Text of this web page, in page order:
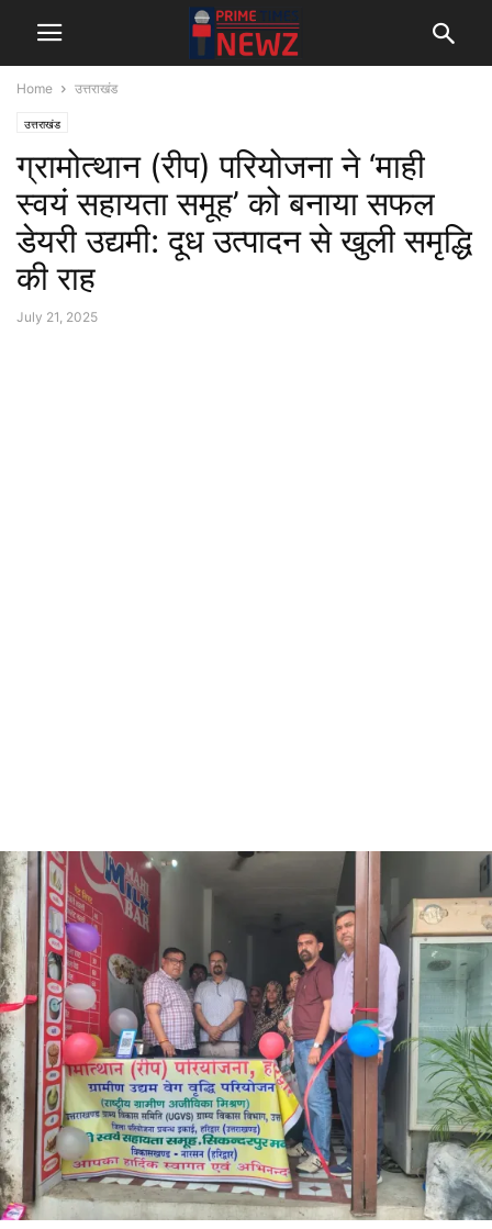
Home उत्तराखंड
उत्तराखंड
ग्रामोत्थान (रीप) परियोजना ने ‘माही
स्वयं सहायता समूह’ को बनाया सफल
डेयरी उद्यमी: दूध उत्पादन से खुली समृद्धि
की राह
July 21, 2025